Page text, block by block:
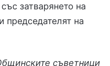
затварянето на
председателят на
съветници